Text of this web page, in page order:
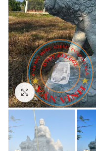
Click to enlarge